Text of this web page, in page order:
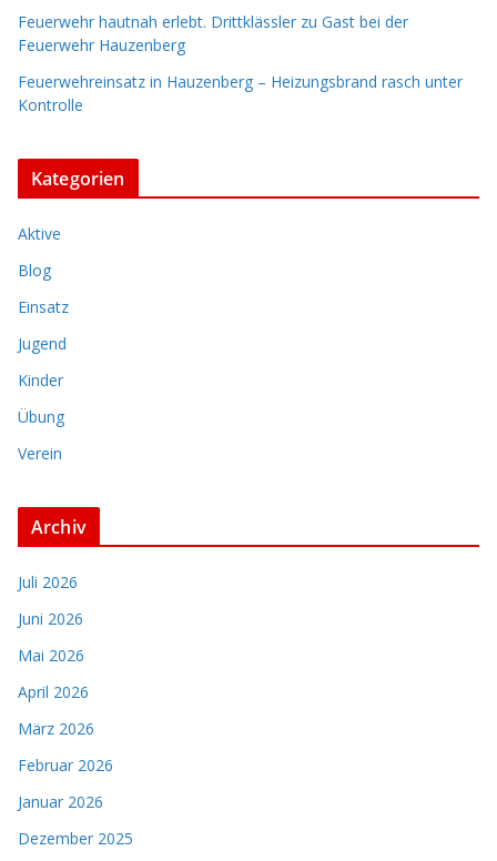
Feuerwehr hautnah erlebt. Drittklässler zu Gast bei der
Feuerwehr Hauzenberg
Feuerwehreinsatz in Hauzenberg – Heizungsbrand rasch unter
Kontrolle
Kategorien
Aktive
Blog
Einsatz
Jugend
Kinder
Übung
Verein
Archiv
Juli 2026
Juni 2026
Mai 2026
April 2026
März 2026
Februar 2026
Januar 2026
Dezember 2025